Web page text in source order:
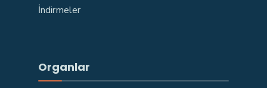
İndirmeler
Organlar